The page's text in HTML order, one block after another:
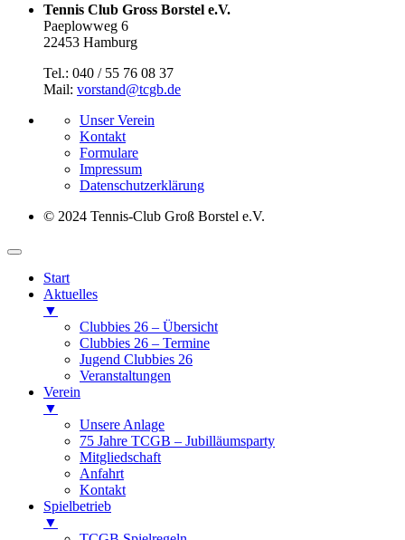
Tennis Club Gross Borstel e.V.
Paeplowweg 6
22453 Hamburg
Tel.: 040 / 55 76 08 37
Mail: vorstand@tcgb.de
Unser Verein
Kontakt
Formulare
Impressum
Datenschutz­erklärung
© 2024 Tennis-Club Groß Borstel e.V.
Start
Aktuelles
▼
Clubbies 26 – Übersicht
Clubbies 26 – Termine
Jugend Clubbies 26
Veranstaltungen
Verein
▼
Unsere Anlage
75 Jahre TCGB – Jubilläumsparty
Mitgliedschaft
Anfahrt
Kontakt
Spielbetrieb
▼